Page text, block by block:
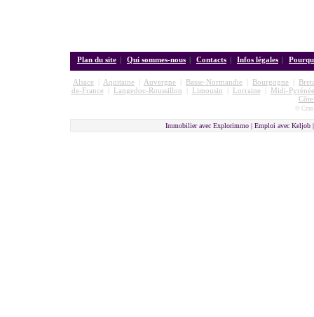
Plan du site | Qui sommes-nous | Contacts | Infos légales |
Alsace Aquitaine Auvergne Basse-Normandie Bourgogne
de-France| Langedoc-Roussillon Limousin Lorraine|
Midi-
©
Immobilier avec Explorimmo | Emploi avec Keljob